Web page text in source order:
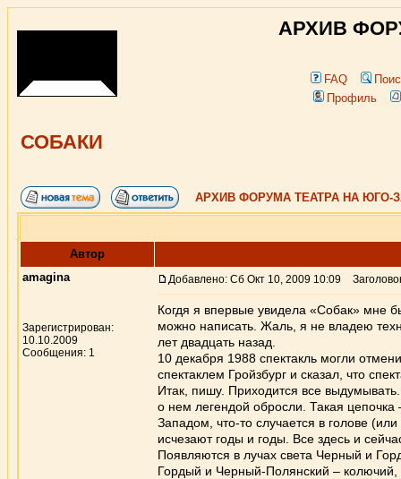
АРХИВ
FAQ
Профиль
СОБАКИ
АРХИВ ФОРУМА ТЕАТРА НА ЮГО-
Автор
amagina
Зарегистрирован:
10.10.2009
Сообщения: 1
Добавлено: Сб Окт 10, 2009 10:09
Когдя я впервые увидела «Собак» мне
можно написать. Жаль, я не владею
лет двадцать назад.
10 декабря 1988 спектакль могли
спектаклем Гройзбург и сказал, что
Итак, пишу. Приходится все
о нем легендой обросли. Такая
Западом, что-то случается в голове
исчезают годы и годы. Все здесь и
Появляются в лучах света Черный и
Гордый и Черный-Полянский –